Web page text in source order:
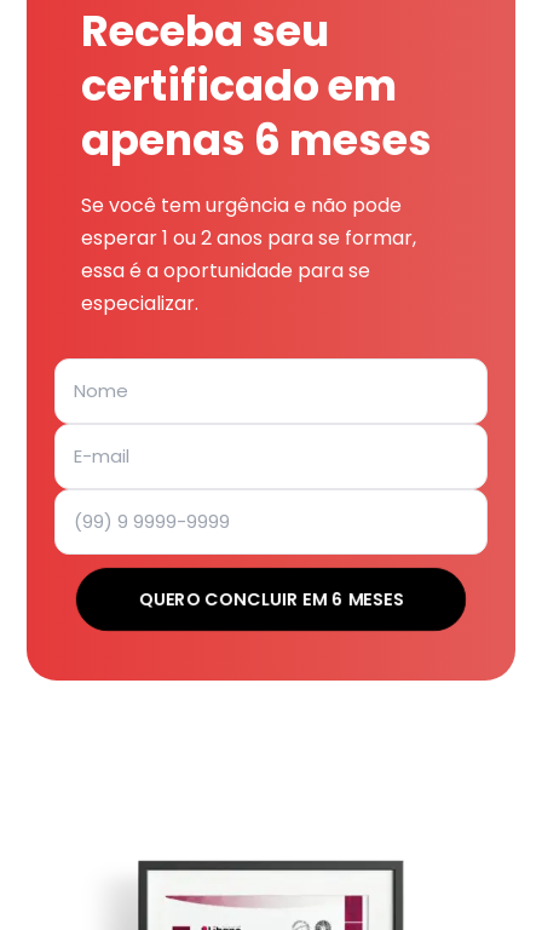
Receba seu
certificado em
apenas 6 meses
Se você tem urgência e não pode
esperar 1 ou 2 anos para se formar,
essa é a oportunidade para se
especializar.
QUERO CONCLUIR EM 6 MESES